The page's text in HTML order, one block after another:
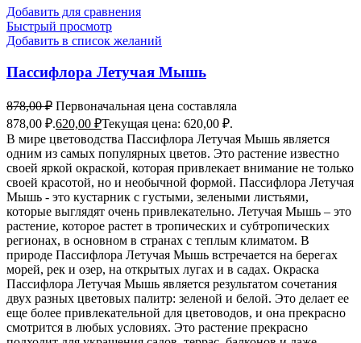
Добавить для сравнения
Быстрый просмотр
Добавить в список желаний
Пассифлора Летучая Мышь
878,00₽ Первоначальная цена составляла
878,00 ₽.620,00 ₽Текущая цена: 620,00 ₽.
В мире цветоводства Пассифлора Летучая Мышь является
одним из самых популярных цветов. Это растение известно
своей яркой окраской, которая привлекает внимание не только
своей красотой, но и необычной формой. Пассифлора Летучая
Мышь - это кустарник с густыми, зелеными листьями,
которые выглядят очень привлекательно. Летучая Мышь – это
растение, которое растет в тропических и субтропических
регионах, в основном в странах с теплым климатом. В
природе Пассифлора Летучая Мышь встречается на берегах
морей, рек и озер, на открытых лугах и в садах. Окраска
Пассифлора Летучая Мышь является результатом сочетания
двух разных цветовых палитр: зеленой и белой. Это делает ее
еще более привлекательной для цветоводов, и она прекрасно
смотрится в любых условиях. Это растение прекрасно